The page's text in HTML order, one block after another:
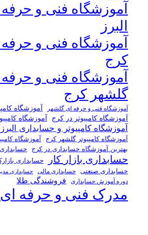
آموزشگاه فنی و حرفه
البرز
آموزشگاه فنی و حرفه
کرج
آموزشگاه فنی و حرفه
گلشهر کرج
آموزشگاه فنی و حرفه ای گلشهر
آموزشگاه
آموزشگاه کامپیوتر در کرج
آموزشگاه
آموزشگاه کامپیوتر و حسابداری البرز
آموزشگاه کامپیوتر گلشهر کرج
آموزشگاه
بهترین آموزشگاه حسابداری در کرج
حسابداری
حسابداری بازار کار
حسابداری
حسابداری صنعتی حسابداری مالی حسابداری
دوره آموزش حسابداری فروشندگی طلا
مدرک فنی و حرفه ای